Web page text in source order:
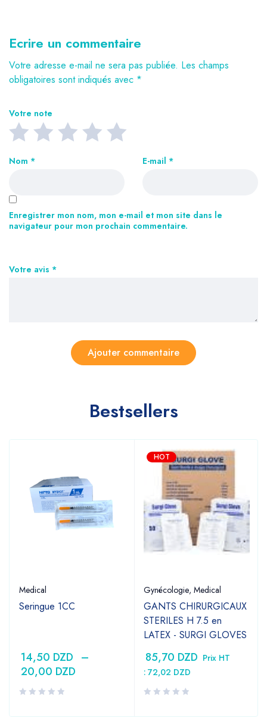
Ecrire un commentaire
Votre adresse e-mail ne sera pas publiée. Les champs
obligatoires sont indiqués avec *
Votre note
Votre avis *
Nom * E-mail *
Enregistrer mon nom, mon e-mail et mon site dans le
navigateur pour mon prochain commentaire.
Bestsellers
Medical
Seringue 1CC
14,50 DZD –
20,00 DZD
HOT
Gynécologie, Medical
GANTS CHIRURGICAUX
STERILES H 7.5 en
LATEX - SURGI GLOVES
85,70 DZD Prix HT
: 72,02 DZD